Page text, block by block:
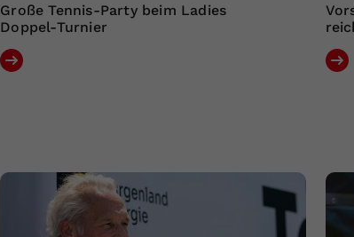
Große Tennis-Party beim Ladies
Doppel-Turnier